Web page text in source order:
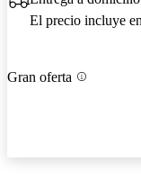
El precio incluye
Gran oferta